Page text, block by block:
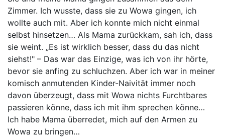
Zimmer. Ich wusste, dass sie zu Wowa gingen, ich
wollte auch mit. Aber ich konnte mich nicht einmal
selbst hinsetzen… Als Mama zurückkam, sah ich, dass
sie weint. „Es ist wirklich besser, dass du das nicht
siehst!" – Das war das Einzige, was ich von ihr hörte,
bevor sie anfing zu schluchzen. Aber ich war in meiner
komisch anmutenden Kinder-Naivität immer noch
davon überzeugt, dass mit Wowa nichts Furchtbares
passieren könne, dass ich mit ihm sprechen könne…
Ich habe Mama überredet, mich auf den Armen zu
Wowa zu bringen…